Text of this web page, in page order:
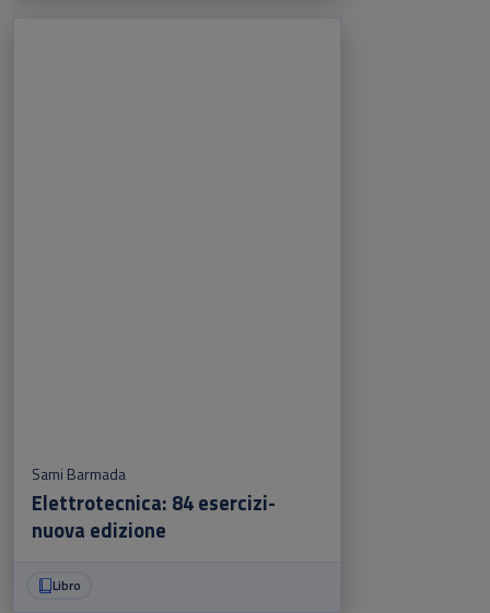
Sami Barmada
Elettrotecnica: 84 esercizi-
nuova edizione
Libro